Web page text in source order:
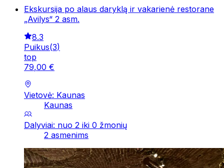
Ekskursija po alaus daryklą ir vakarienė restorane
„Avilys“ 2 asm.
8.3
Puikus(3)
top
79,00 €
Vietovė: Kaunas
Kaunas
Dalyviai: nuo 2 iki 0 žmonių
2 asmenims